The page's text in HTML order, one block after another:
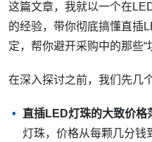
这篇文章，我就以一个在
的经验，带你彻底搞懂直插
定，帮你避开采购中的那些“
在深入探讨之前，我们先几
直插LED灯珠的大致价格
灯珠，价格从每颗几分钱